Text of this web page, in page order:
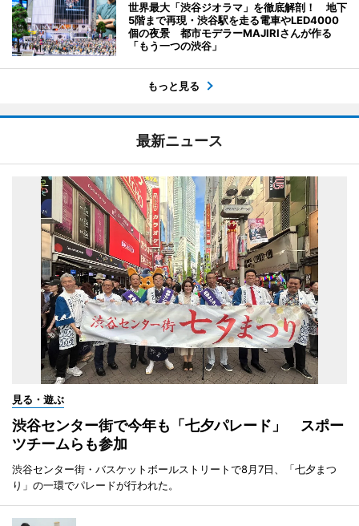
世界最大「渋谷ジオラマ」を徹底解剖！ 地下
5階まで再現・渋谷駅を走る電車やLED4000
個の夜景 都市モデラーMAJIRIさんが作る
「もう一つの渋谷」
もっと見る
最新ニュース
見る・遊ぶ
渋谷センター街で今年も「七夕パレード」 スポー
ツチームらも参加
渋谷センター街・バスケットボールストリートで8月7日、「七夕まつ
り」の一環でパレードが行われた。